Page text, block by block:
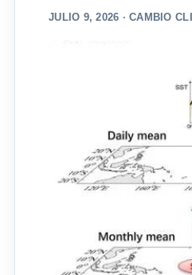
JULIO 9, 2026 ·CAMBIO